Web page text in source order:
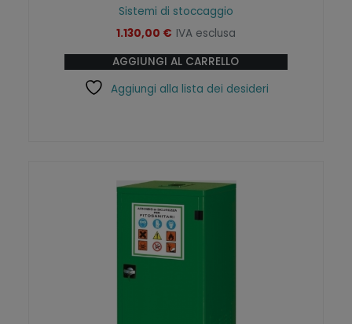
Sistemi di stoccaggio
1.130,00 € IVA esclusa
AGGIUNGI AL CARRELLO
Aggiungi alla lista dei desideri